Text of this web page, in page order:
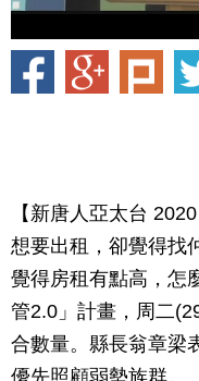
【新唐人亞太台
想要出租，卻覺得找
覺得房租有點高，怎
管2.0」計畫，周二
合數量。縣長翁章梁